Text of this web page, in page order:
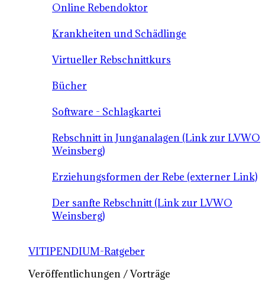
Online Rebendoktor
Krankheiten und Schädlinge
Virtueller Rebschnittkurs
Bücher
Software - Schlagkartei
Rebschnitt in Junganalagen (Link zur LVWO
Weinsberg)
Erziehungsformen der Rebe (externer Link)
Der sanfte Rebschnitt (Link zur LVWO
Weinsberg)
VITIPENDIUM-Ratgeber
Veröffentlichungen / Vorträge